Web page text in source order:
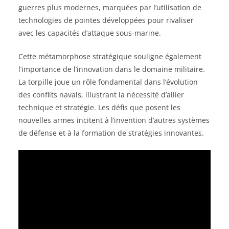
guerres plus modernes, marquées par l’utilisation de
technologies de pointes développées pour rivaliser
avec les capacités d’attaque sous-marine.
Cette métamorphose stratégique souligne également
l’importance de l’innovation dans le domaine militaire.
La torpille joue un rôle fondamental dans l’évolution
des conflits navals, illustrant la nécessité d’allier
technique et stratégie. Les défis que posent les
nouvelles armes incitent à l’invention d’autres systèmes
de défense et à la formation de stratégies innovantes.